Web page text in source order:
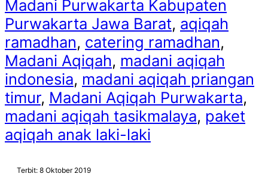
Madani Purwakarta Kabupaten
Purwakarta Jawa Barat, aqiqah
ramadhan, catering ramadhan,
Madani Aqiqah, madani aqiqah
indonesia, madani aqiqah priangan
timur, Madani Aqiqah Purwakarta,
madani aqiqah tasikmalaya, paket
aqiqah anak laki-laki
Terbit: 8 Oktober 2019